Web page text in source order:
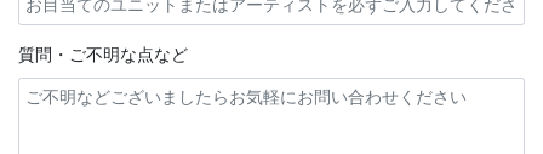
質問・ご不明な点など